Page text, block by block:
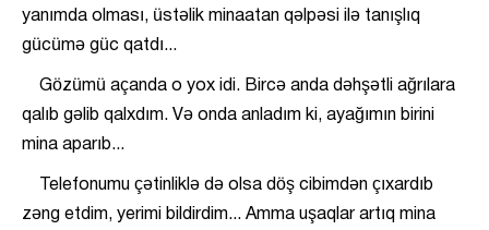
yanımda olması, üstəlik minaatan qəlpəsi ilə tanışlıq
gücümə güc qatdı...
Gözümü açanda o yox idi. Bircə anda dəhşətli ağrılara
qalıb gəlib qalxdım. Və onda anladım ki, ayağımın birini
mina aparıb...
Telefonumu çətinliklə də olsa döş cibimdən çıxardıb
zəng etdim, yerimi bildirdim... Amma uşaqlar artıq mina